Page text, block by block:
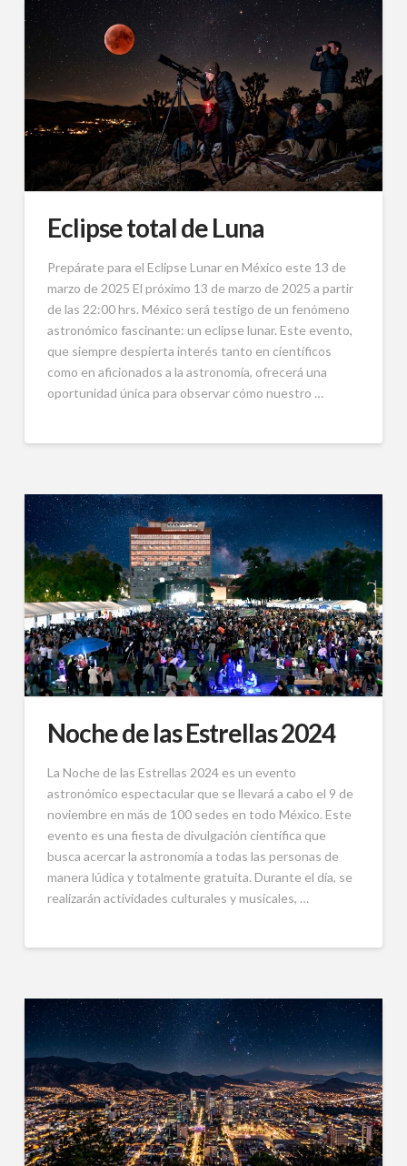
Eclipse total de Luna
Prepárate para el Eclipse Lunar en México este 13 de
marzo de 2025 El próximo 13 de marzo de 2025 a partir
de las 22:00 hrs. México será testigo de un fenómeno
astronómico fascinante: un eclipse lunar. Este evento,
que siempre despierta interés tanto en científicos
como en aficionados a la astronomía, ofrecerá una
oportunidad única para observar cómo nuestro …
Noche de las Estrellas 2024
La Noche de las Estrellas 2024 es un evento
astronómico espectacular que se llevará a cabo el 9 de
noviembre en más de 100 sedes en todo México. Este
evento es una fiesta de divulgación científica que
busca acercar la astronomía a todas las personas de
manera lúdica y totalmente gratuita. Durante el día, se
realizarán actividades culturales y musicales, …